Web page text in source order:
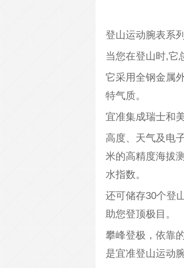
登山运动腕表系列
当您在登山时,它
它采用全钢金属
特气质。
宜准集成瑞士和
高度、天气及电
米的高精度海拔
水指数。
还可储存30个登
助您登顶极目。
攀峰登极，依靠
是宜准登山运动